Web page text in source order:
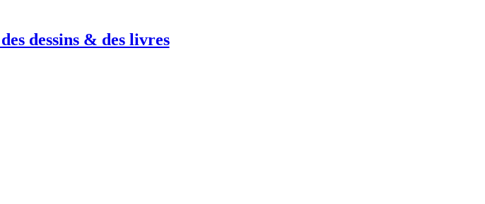
dessins & des livres